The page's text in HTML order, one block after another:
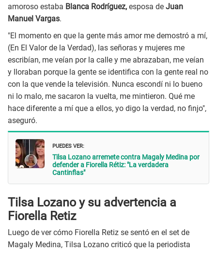
amoroso estaba Blanca Rodríguez, esposa de Juan
Manuel Vargas.
"El momento en que la gente más amor me demostró a mí,
(En El Valor de la Verdad), las señoras y mujeres me
escribían, me veían por la calle y me abrazaban, me veían
y lloraban porque la gente se identifica con la gente real no
con la que vende la televisión. Nunca escondí ni lo bueno
ni lo malo, me sacaron la vuelta, me mintieron. Qué me
hace diferente a mí que a ellos, yo digo la verdad, no finjo",
aseguró.
PUEDES VER:
Tilsa Lozano arremete contra Magaly Medina por
defender a Fiorella Rétiz: "La verdadera
Cantinflas"
Tilsa Lozano y su advertencia a
Fiorella Retiz
Luego de ver cómo Fiorella Retiz se sentó en el set de
Magaly Medina, Tilsa Lozano criticó que la periodista